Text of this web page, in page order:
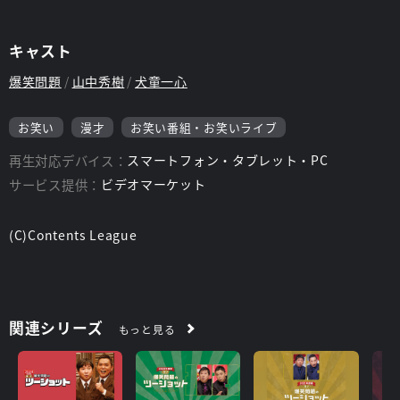
キャスト
爆笑問題 山中秀樹 犬童一心
お笑い 漫才 お笑い番組・お笑いライブ
再生対応デバイス： スマートフォン・タブレット・PC
サービス提供： ビデオマーケット
(C)Contents League
関連シリーズ もっと見る